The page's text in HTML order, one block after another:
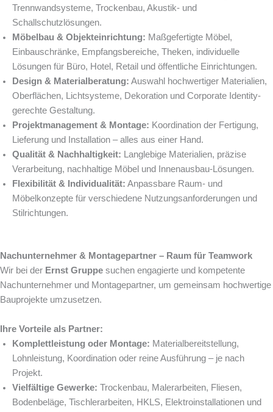
Trennwandsysteme, Trockenbau, Akustik- und
Schallschutzlösungen.
Möbelbau & Objekteinrichtung: Maßgefertigte Möbel,
Einbauschränke, Empfangsbereiche, Theken, individuelle
Lösungen für Büro, Hotel, Retail und öffentliche Einrichtungen.
Design & Materialberatung: Auswahl hochwertiger Materialien,
Oberflächen, Lichtsysteme, Dekoration und Corporate Identity-
gerechte Gestaltung.
Projektmanagement & Montage: Koordination der Fertigung,
Lieferung und Installation – alles aus einer Hand.
Qualität & Nachhaltigkeit: Langlebige Materialien, präzise
Verarbeitung, nachhaltige Möbel und Innenausbau-Lösungen.
Flexibilität & Individualität: Anpassbare Raum- und
Möbelkonzepte für verschiedene Nutzungsanforderungen und
Stilrichtungen.
Nachunternehmer & Montagepartner – Raum für Teamwork
Wir bei der Ernst Gruppe suchen engagierte und kompetente
Nachunternehmer und Montagepartner, um gemeinsam hochwertige
Bauprojekte umzusetzen.
Ihre Vorteile als Partner:
Komplettleistung oder Montage: Materialbereitstellung,
Lohnleistung, Koordination oder reine Ausführung – je nach
Projekt.
Vielfältige Gewerke: Trockenbau, Malerarbeiten, Fliesen,
Bodenbeläge, Tischlerarbeiten, HKLS, Elektroinstallationen und